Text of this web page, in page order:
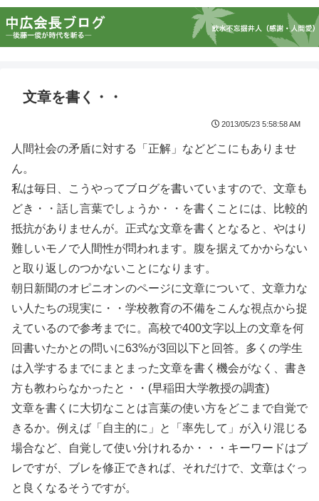
文章を書く・・
2013/05/23 5:58:58 AM
人間社会の矛盾に対する「正解」などどこにもありませ
ん。
私は毎日、こうやってブログを書いていますので、文章も
どき・・話し言葉でしょうか・・を書くことには、比較的
抵抗がありませんが。正式な文章を書くとなると、やはり
難しいモノで人間性が問われます。腹を据えてかからない
と取り返しのつかないことになります。
朝日新聞のオピニオンのページに文章について、文章力な
い人たちの現実に・・学校教育の不備をこんな視点から捉
えているので参考までに。高校で400文字以上の文章を何
回書いたかとの問いに63%が3回以下と回答。多くの学生
は入学するまでにまとまった文章を書く機会がなく、書き
方も教わらなかったと・・(早稲田大学教授の調査)
文章を書くに大切なことは言葉の使い方をどこまで自覚で
きるか。例えば「自主的に」と「率先して」が入り混じる
場合など、自覚して使い分けれるか・・・キーワードはブ
レですが、ブレを修正できれば、それだけで、文章はぐっ
と良くなるそうですが。